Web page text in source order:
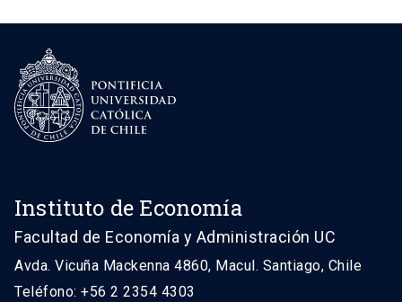
Instituto de Economía
Facultad de Economía y Administración UC
Avda. Vicuña Mackenna 4860, Macul. Santiago, Chile
Teléfono: +56 2 2354 4303